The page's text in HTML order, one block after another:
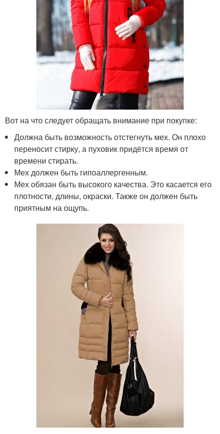
Вот на что следует обращать внимание при покупке:
Должна быть возможность отстегнуть мех. Он плохо
переносит стирку, а пуховик придётся время от
времени стирать.
Мех должен быть гипоаллергенным.
Мех обязан быть высокого качества. Это касается его
плотности, длины, окраски. Также он должен быть
приятным на ощупь.